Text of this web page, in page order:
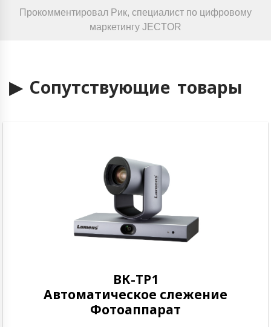
Прокомментировал Рик, специалист по цифровому
маркетингу JECTOR
▶ Сопутствующие товары
ВК-ТР1
Автоматическое слежение
Фотоаппарат